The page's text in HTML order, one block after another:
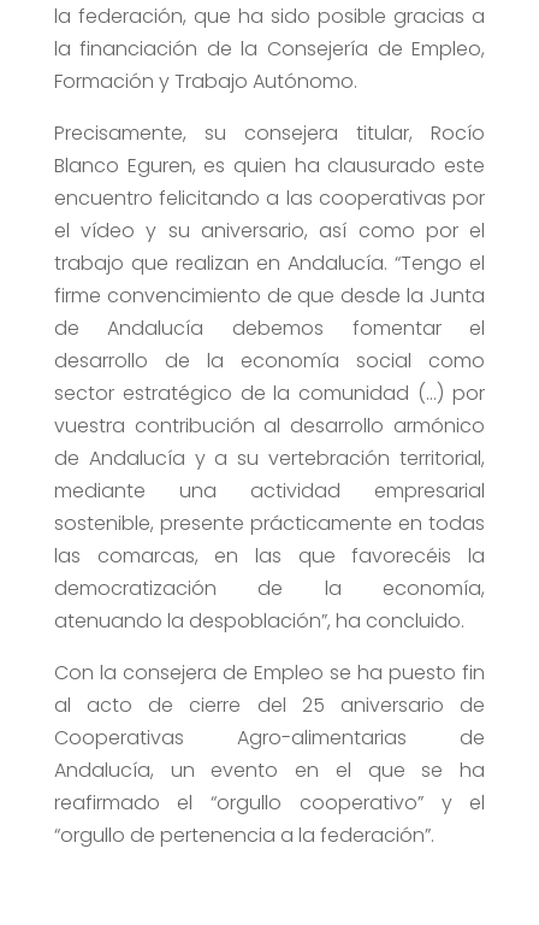
la federación, que ha sido posible gracias a
la financiación de la Consejería de Empleo,
Formación y Trabajo Autónomo.
Precisamente, su consejera titular, Rocío
Blanco Eguren, es quien ha clausurado este
encuentro felicitando a las cooperativas por
el vídeo y su aniversario, así como por el
trabajo que realizan en Andalucía. “Tengo el
firme convencimiento de que desde la Junta
de Andalucía debemos fomentar el
desarrollo de la economía social como
sector estratégico de la comunidad (…) por
vuestra contribución al desarrollo armónico
de Andalucía y a su vertebración territorial,
mediante una actividad empresarial
sostenible, presente prácticamente en todas
las comarcas, en las que favorecéis la
democratización de la economía,
atenuando la despoblación”, ha concluido.
Con la consejera de Empleo se ha puesto fin
al acto de cierre del 25 aniversario de
Cooperativas Agro-alimentarias de
Andalucía, un evento en el que se ha
reafirmado el “orgullo cooperativo” y el
“orgullo de pertenencia a la federación”.